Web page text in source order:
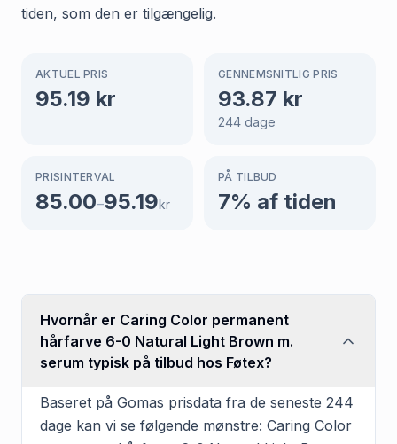
tiden, som den er tilgængelig.
AKTUEL PRIS
95.19 kr
GENNEMSNITLIG PRIS
93.87 kr
244 dage
PRISINTERVAL
85.00–95.19kr
PÅ TILBUD
7% af tiden
Hvornår er Caring Color permanent
hårfarve 6-0 Natural Light Brown m.
serum typisk på tilbud hos Føtex?
Baseret på Gomas prisdata fra de seneste 244
dage kan vi se følgende mønstre: Caring Color